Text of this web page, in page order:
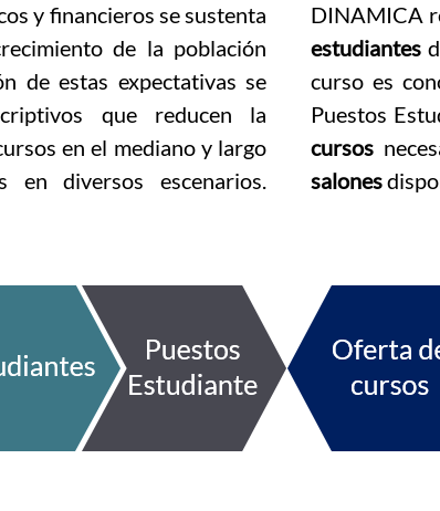
y financieros se sustenta
de la población
de estas expectativas se
que reducen la
en el mediano y largo
en diversos escenarios.
DINAMICA
estudiantes
curso es
Puestos
cursos
salones